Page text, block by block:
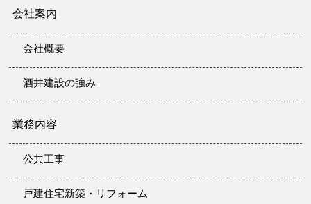
会社案内
会社概要
酒井建設の強み
業務内容
公共工事
戸建住宅新築・ リフォーム